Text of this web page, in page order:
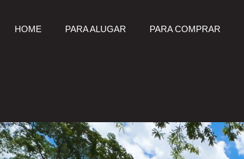
HOME PARA ALUGAR PARA COMPRAR